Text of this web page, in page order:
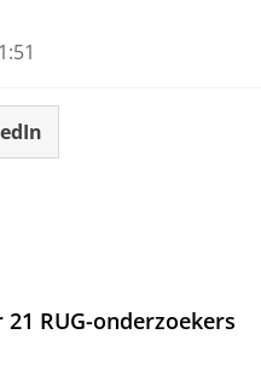
RUG-onderzoekers